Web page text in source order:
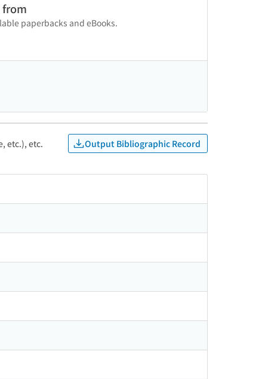
from
paperbacks and eBooks.
etc.), etc. Output Bibliographic Record